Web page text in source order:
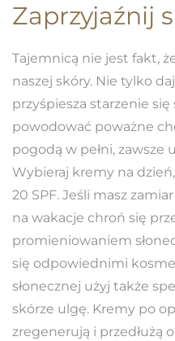
Zaprzyjaźnij
Tajemnicą nie jest fakt,
naszej skóry. Nie tylko
przyśpiesza starzenie się
powodować poważne
pogodą w pełni,
Wybieraj kremy na
20 SPF. Jeśli masz
na wakacje chroń się
promieniowaniem
się odpowiednimi
słonecznej użyj także
skórze ulgę. Kremy po
zregenerują i przedłużą